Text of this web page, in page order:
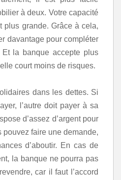
à deux. Votre capacité
plus grande. Grâce à cela,
davantage pour compléter
Et la banque accepte plus
court moins de risques.
dans les dettes. Si
l’autre doit payer à sa
d’assez d’argent pour
pouvez faire une demande,
d’aboutir. En cas de
la banque ne pourra pas
car il faut l’accord